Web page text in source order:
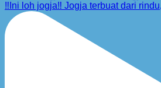
‼️Ini loh jogja‼️ Jogja terbuat dari